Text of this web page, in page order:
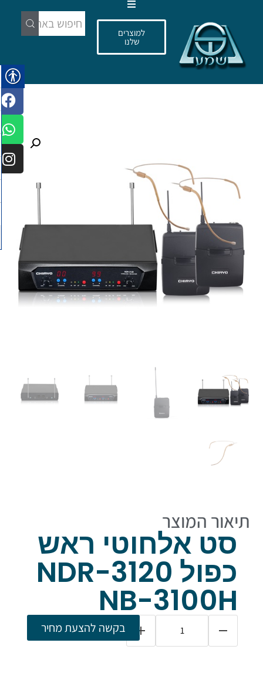
עמוד הבית
פרויקטים
למוצרים
שלנו
תיאור המוצר
סט אלחוטי ראש
כפול NDR-3120
NB-3100H
בקשה להצעת מחיר